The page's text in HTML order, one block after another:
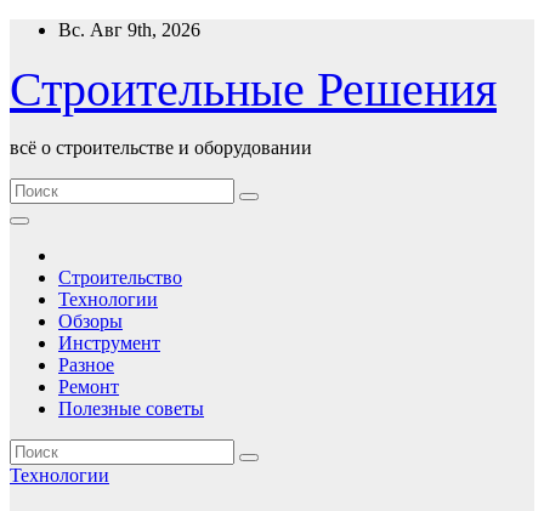
Перейти
содержимому
Вс. Авг 9th, 2026
Строительные Решения
всё о строительстве и оборудовании
Строительство
Технологии
Обзоры
Инструмент
Разное
Ремонт
Полезные советы
Технологии